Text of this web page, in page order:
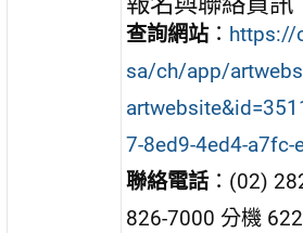
查詢網站： https://
sa/ch/app/
7-8ed9-4ed4-a7fc-
聯絡電話：(02)
826-7000 分機